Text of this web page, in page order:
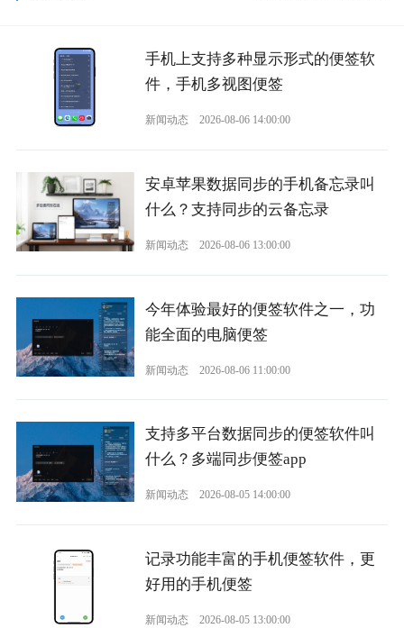
手机上支持多种显示形式的便签软
件，手机多视图便签
新闻动态 2026-08-06 14:00:00
安卓苹果数据同步的手机备忘录叫
什么？支持同步的云备忘录
新闻动态 2026-08-06 13:00:00
今年体验最好的便签软件之一，功
能全面的电脑便签
新闻动态 2026-08-06 11:00:00
支持多平台数据同步的便签软件叫
什么？多端同步便签app
新闻动态 2026-08-05 14:00:00
记录功能丰富的手机便签软件，更
好用的手机便签
新闻动态 2026-08-05 13:00:00